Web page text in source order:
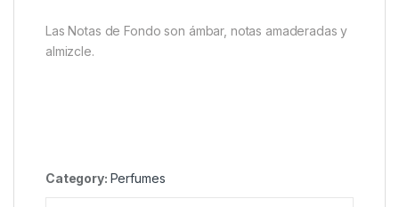
Las Notas de Fondo son ámbar, notas amaderadas y
almizcle.
Category: Perfumes